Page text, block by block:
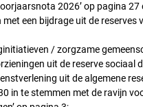
2026’ op pagina 27
een bijdrage uit de
/ zorgzame
uit de reserve sociaal
uit de algemene
in te stemmen met de ravijn